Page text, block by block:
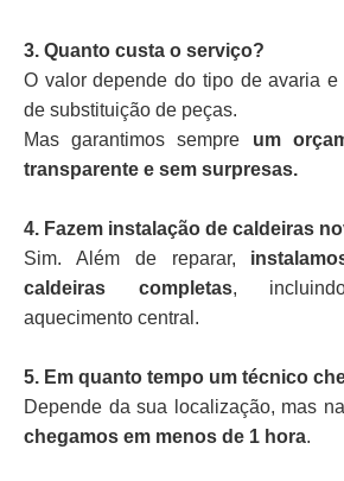
3. Quanto custa o serviço?
O valor depende do tipo de avaria
de substituição de peças.
Mas garantimos sempre um
transparente e sem surpresas.
4. Fazem instalação de caldeiras
Sim. Além de reparar,
caldeiras completas,
aquecimento central.
5. Em quanto tempo um técnico
Depende da sua localização, mas
chegamos em menos de 1 hora.